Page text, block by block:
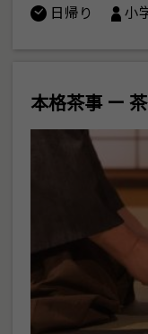
日帰り
小
本格茶事 ー